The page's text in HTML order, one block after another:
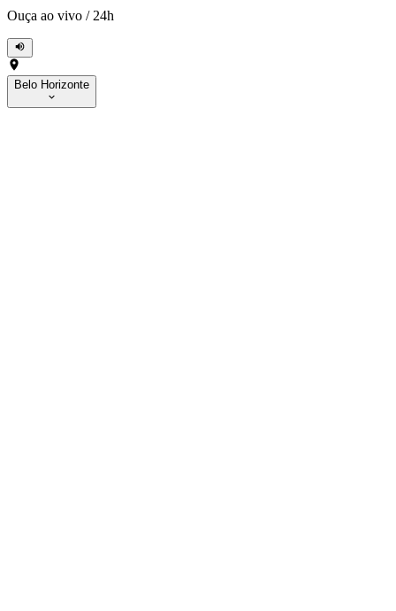
Ouça ao vivo / 24h
Belo Horizonte